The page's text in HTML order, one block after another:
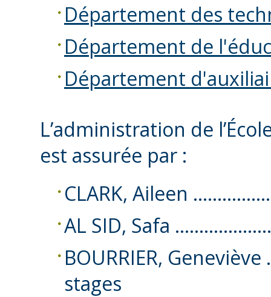
Département des
Département de
Département
L’administration de
est assurée par :
CLARK, Aileen
AL SID, Safa
BOURRIER,
stages